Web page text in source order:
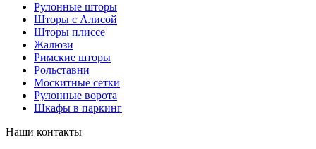
Рулонные шторы
Шторы с Алисой
Шторы плиссе
Жалюзи
Римские шторы
Рольставни
Москитные сетки
Рулонные ворота
Шкафы в паркинг
Наши контакты